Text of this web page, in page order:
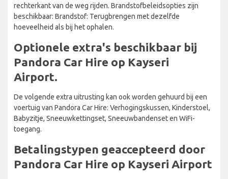
rechterkant van de weg rijden. Brandstofbeleidsopties zijn
beschikbaar: Brandstof: Terugbrengen met dezelfde
hoeveelheid als bij het ophalen.
Optionele extra's beschikbaar bij
Pandora Car Hire op Kayseri
Airport.
De volgende extra uitrusting kan ook worden gehuurd bij een
voertuig van Pandora Car Hire: Verhogingskussen, Kinderstoel,
Babyzitje, Sneeuwkettingset, Sneeuwbandenset en WiFi-
toegang.
Betalingstypen geaccepteerd door
Pandora Car Hire op Kayseri Airport